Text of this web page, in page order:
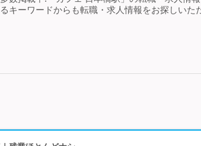
ーワードからも転職・求人情報をお探しいた